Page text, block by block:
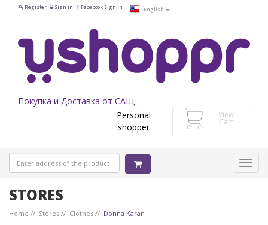
Register Sign in Facebook Sign in English
Покупка и Доставка от САЩ
Personal
shopper
View
Cart
STORES
Home Stores Clothes Donna Karan